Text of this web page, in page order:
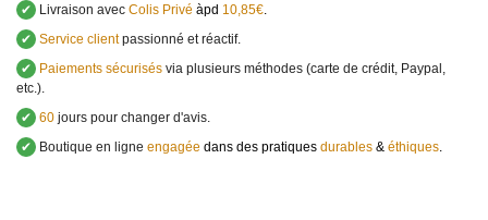
✔
Livraison avec Colis Privé àpd 10,85€.
✔ Service clientpassionné et réactif.
✔
Paiements sécurisés via plusieurs méthodes (carte de crédit, Paypal,
etc.).
✔ 60 jours pour changer d'avis.
✔
Boutique en ligne engagée dans des pratiques durables & éthiques.